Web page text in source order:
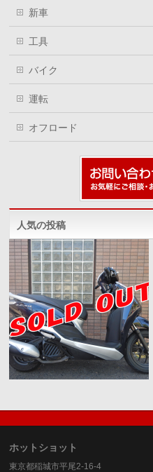
新車
工具
バイク
運転
オフロード
人気の投稿
ホットショット
東京都稲城市平尾2-16-4